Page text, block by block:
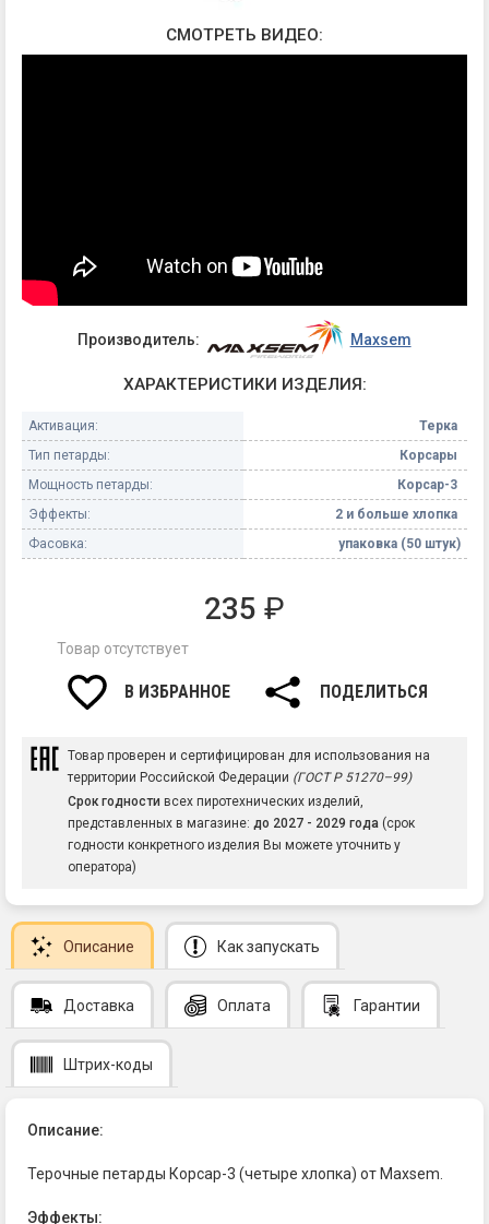
СМОТРЕТЬ ВИДЕО:
Производитель: Maxsem
ХАРАКТЕРИСТИКИ ИЗДЕЛИЯ:
Активация:
Терка
Тип петарды:
Корсары
Мощность петарды:
Корсар-3
Эффекты:
2 и больше хлопка
Фасовка:
упаковка (50 штук)
235 ₽
Товар отсутствует
В ИЗБРАННОЕ ПОДЕЛИТЬСЯ
Товар проверен и сертифицирован для использования на
территории Российской Федерации (ГОСТ Р 51270–99)
Срок годности всех пиротехнических изделий,
представленных в магазине: до 2027 - 2029 года (срок
годности конкретного изделия Вы можете уточнить у
оператора)
Описание Как запускать
Доставка Оплата Гарантии
Штрих-коды
Описание:
Терочные петарды Корсар-3 (четыре хлопка) от Maxsem.
Эффекты: